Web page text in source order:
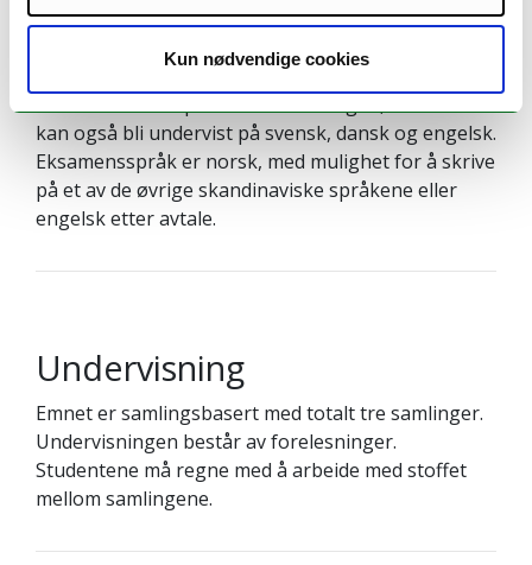
Kun nødvendige cookies
Undervisnings- og
eksamensspråk
kan også bli undervist på svensk, dansk og engelsk.
Eksamensspråk er norsk, med mulighet for å skrive
på et av de øvrige skandinaviske språkene eller
engelsk etter avtale.
Undervisning
Emnet er samlingsbasert med totalt tre samlinger.
Undervisningen består av forelesninger.
Studentene må regne med å arbeide med stoffet
mellom samlingene.